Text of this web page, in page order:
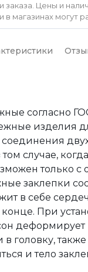
заказа. Цены и
в магазинах могут
согласно
изделия
случае,
только с
заклепки
в себе
При
деформирует
головку,
и тело